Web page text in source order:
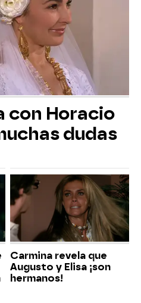
con Horacio
dudas
Carmina revela que
Augusto y Elisa ¡son
hermanos!